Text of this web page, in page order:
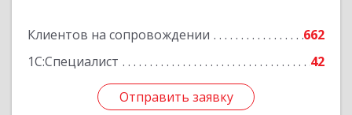
Клиентов на сопровождении
662
1С:Специалист
42
Отправить заявку
Отправить заявку